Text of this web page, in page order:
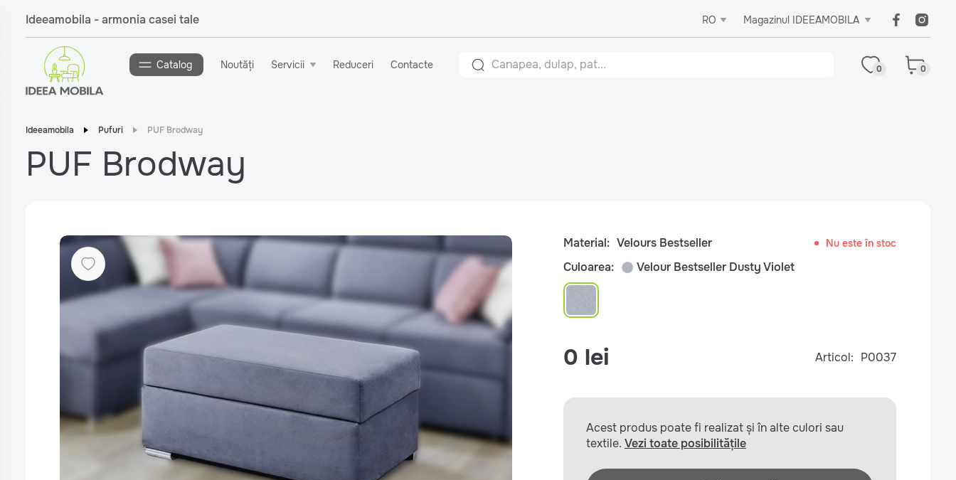
Ideeamobila - armonia casei tale RO Magazinul IDEEAMOBILA
Catalog Noutăți Servicii Reduceri Contacte 0 0
Ideeamobila Pufuri PUF Brodway
PUF Brodway
Material: Velours Bestseller Nu este în stoc
Culoarea: Velour Bestseller Dusty Violet
0 lei Articol: P0037
Acest produs poate fi realizat și în alte culori sau
textile. Vezi toate posibilitățile